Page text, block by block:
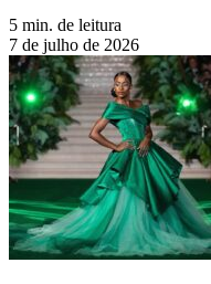
5 min. de leitura
7 de julho de 2026